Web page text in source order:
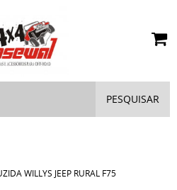
PESQUISAR
WILLYS JEEP RURAL F75